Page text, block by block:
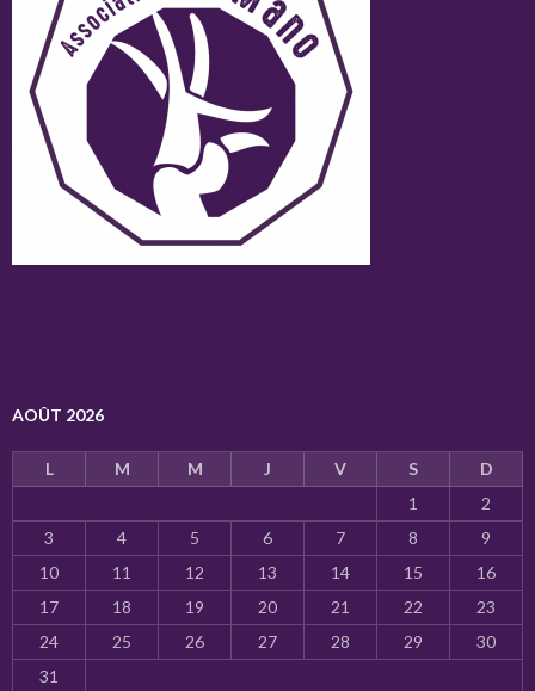
AOÛT 2026
L M M J V S
D
1
2
3
4 5 6 7 8
9
10
11 12 13 14 15
16
17
18 19 20 21 22
23
24
25 26 27 28 29
30
31